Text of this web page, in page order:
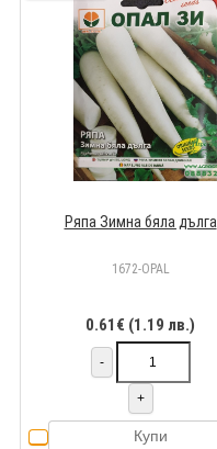
Ряпа Зимна бяла дълга
1672-OPAL
0.61€ (1.19 лв.)
-
+
Купи